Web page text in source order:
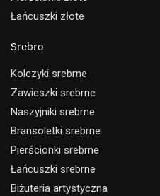
Łańcuszki złote
Srebro
Kolczyki srebrne
Zawieszki srebrne
Naszyjniki srebrne
Bransoletki srebrne
Pierścionki srebrne
Łańcuszki srebrne
Biżuteria artystyczna